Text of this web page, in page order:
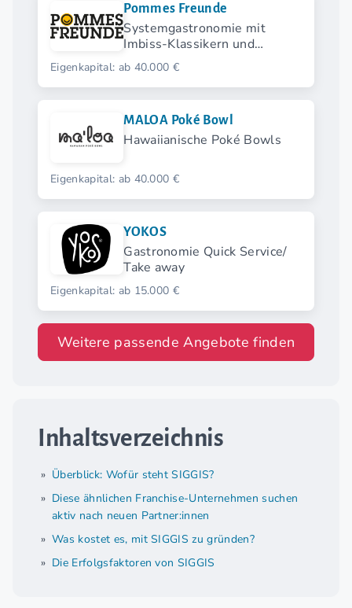
Pommes Freunde
Systemgastronomie mit
Imbiss-Klassikern und
modernen Streetfood-
Highlights.
Eigenkapital: ab 40.000 €
MALOA Poké Bowl
Hawaiianische Poké Bowls
Eigenkapital: ab 40.000 €
YOKOS
Gastronomie Quick Service/
Take away
Eigenkapital: ab 15.000 €
Weitere passende Angebote finden
Inhaltsverzeichnis
Überblick: Wofür steht SIGGIS?
Diese ähnlichen Franchise-Unternehmen suchen
aktiv nach neuen Partner:innen
Was kostet es, mit SIGGIS zu gründen?
Die Erfolgsfaktoren von SIGGIS